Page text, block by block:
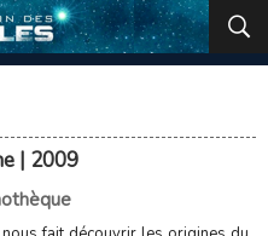
| 2009